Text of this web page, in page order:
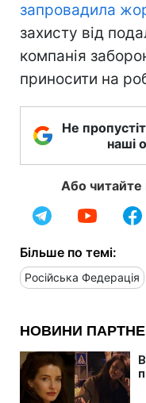
запровадила
захисту від
компанія
приносити на
Не
наші
Або читайте
Більше по темі:
Російська Федерація